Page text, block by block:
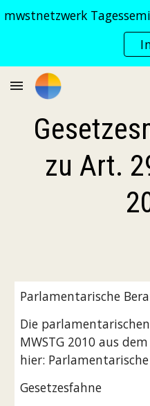
Skip to main content
zu Art.
Parlamentarische
Die
MWSTG 2010 aus
hier:
Gesetzesfahne